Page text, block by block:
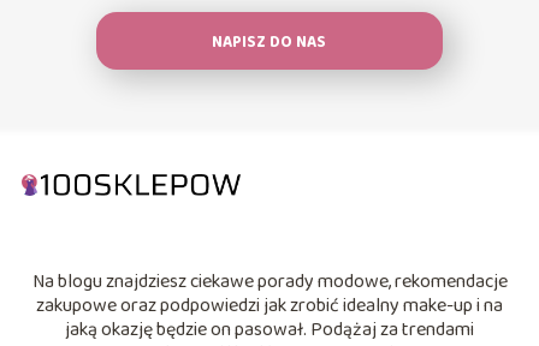
NAPISZ DO NAS
Na blogu znajdziesz ciekawe porady modowe, rekomendacje
zakupowe oraz podpowiedzi jak zrobić idealny make-up i na
jaką okazję będzie on pasował. Podążaj za trendami